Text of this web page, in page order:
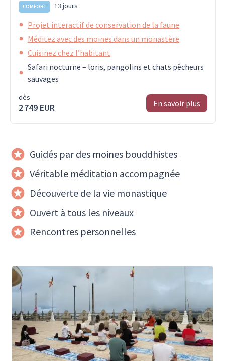
COMFORT 13 jours
Projet interactif de conservation de la faune
Méditez avec des moines dans un monastère
Cuisinez chez l’habitant
Safari nocturne – loris, pangolins et chats pêcheurs
sauvages
dès
2 749 EUR En savoir plus
Guidés par des moines bouddhistes
Véritable méditation accompagnée
Découverte de la vie monastique
Ouvert à tous les niveaux
Rencontres personnelles